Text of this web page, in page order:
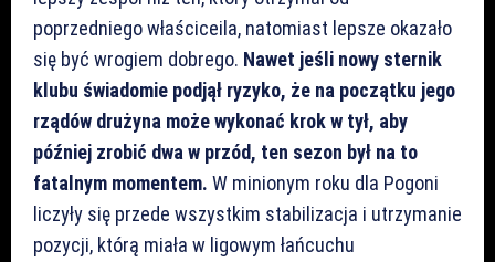
poprzedniego właściceila, natomiast lepsze okazało
się być wrogiem dobrego. Nawet jeśli nowy sternik
klubu świadomie podjął ryzyko, że na początku jego
rządów drużyna może wykonać krok w tył, aby
później zrobić dwa w przód, ten sezon był na to
fatalnym momentem. W minionym roku dla Pogoni
liczyły się przede wszystkim stabilizacja i utrzymanie
pozycji, którą miała w ligowym łańcuchu